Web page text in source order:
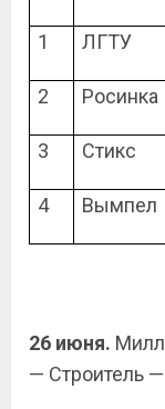
1 ЛГТУ
2 Росинка
3 Стикс
4 Вымпел
26 июня.
— Строитель —